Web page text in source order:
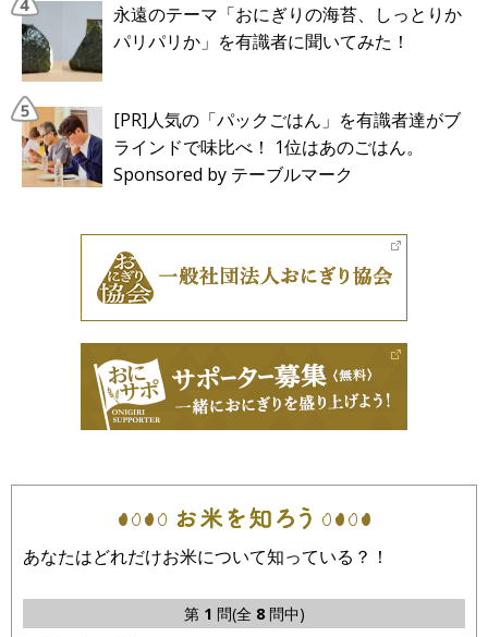
永遠のテーマ「おにぎりの海苔、しっとりか
パリパリか」を有識者に聞いてみた！
[PR]人気の「パックごはん」を有識者達がブ
ラインドで味比べ！ 1位はあのごはん。
Sponsored by テーブルマーク
あなたはどれだけお米について知っている？！
第 1 問(全 8問中)